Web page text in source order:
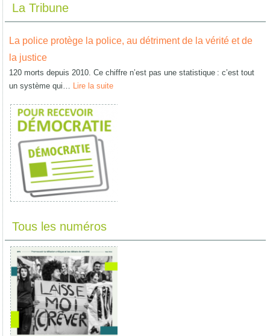
La Tribune
La police protège la police, au détriment de la vérité et de
la justice
120 morts depuis 2010. Ce chiffre n’est pas une statistique : c’est tout
un système qui… Lire la suite
Tous les numéros